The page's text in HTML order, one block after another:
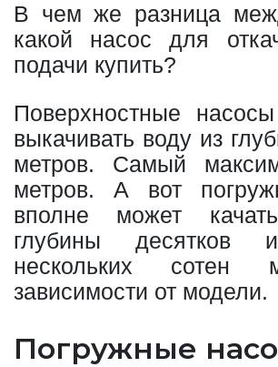
В чем же разница
какой насос для
подачи купить?
Поверхностные
выкачивать воду из
метров. Самый
метров. А вот
вполне может
глубины десятков
нескольких сотен
зависимости от модели.
Погружные